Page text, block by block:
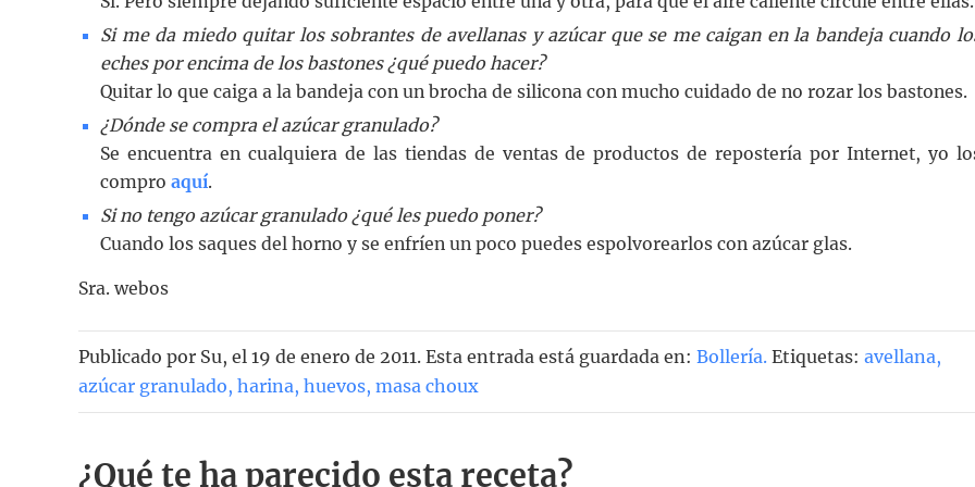
Si me da miedo quitar los sobrantes de avellanas y azúcar que se me caigan en la bandeja cuando
eches por encima de los bastones ¿qué puedo hacer?
Quitar lo que caiga a la bandeja con un brocha de silicona con mucho cuidado de no rozar los bastones.
¿Dónde se compra el azúcar granulado?
Se encuentra en cualquiera de las tiendas de ventas de productos de repostería por Internet, yo
compro aquí.
Si no tengo azúcar granulado ¿qué les puedo poner?
Cuando los saques del horno y se enfríen un poco puedes espolvorearlos con azúcar glas.
Sra. webos
Publicado por Su, el 19 de enero de 2011. Esta entrada está guardada en: Bollería. Etiquetas: avellana,
azúcar granulado, harina, huevos, masa choux
¿Qué te ha parecido esta receta?